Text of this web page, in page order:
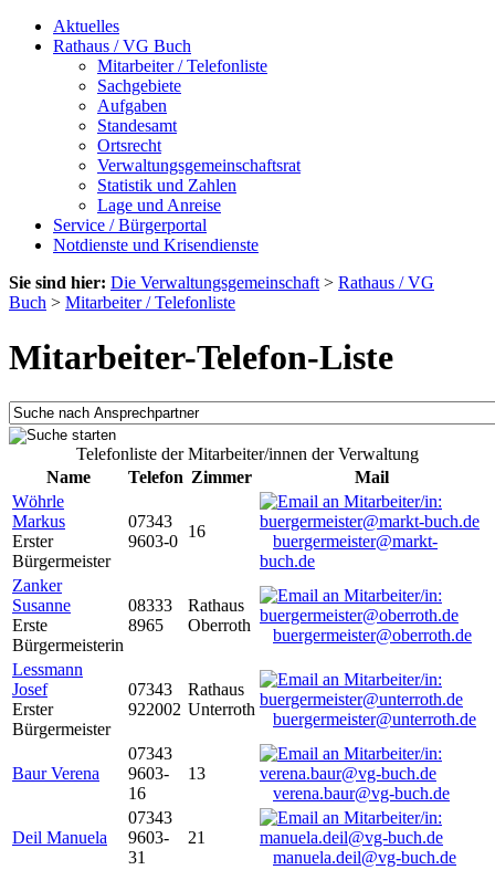
Aktuelles
Rathaus / VG Buch
Mitarbeiter / Telefonliste
Sachgebiete
Aufgaben
Standesamt
Ortsrecht
Verwaltungsgemeinschaftsrat
Statistik und Zahlen
Lage und Anreise
Service / Bürgerportal
Notdienste und Krisendienste
Sie sind hier: Die Verwaltungsgemeinschaft > Rathaus / VG
Buch > Mitarbeiter / Telefonliste
Mitarbeiter-Telefon-Liste
Telefonliste der Mitarbeiter/innen der Verwaltung
Name
Telefon Zimmer
Mail
Wöhrle
Markus
Erster
Bürgermeister
07343
9603-0
16
buergermeister@markt-
buch.de
Zanker
Susanne
Erste
Bürgermeisterin
08333
8965
Rathaus
Oberroth
buergermeister@oberroth.de
Lessmann
Josef
Erster
Bürgermeister
07343
922002
Rathaus
Unterroth
buergermeister@unterroth.de
Baur Verena
07343
9603-
16
13
verena.baur@vg-buch.de
Deil Manuela
07343
9603-
31
21
manuela.deil@vg-buch.de